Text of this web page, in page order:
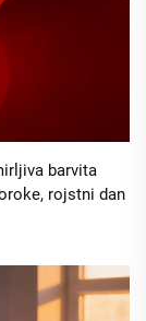
barvita
rojstni dan